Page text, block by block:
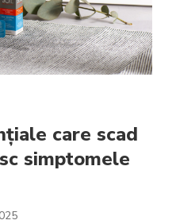
care scad
simptomele